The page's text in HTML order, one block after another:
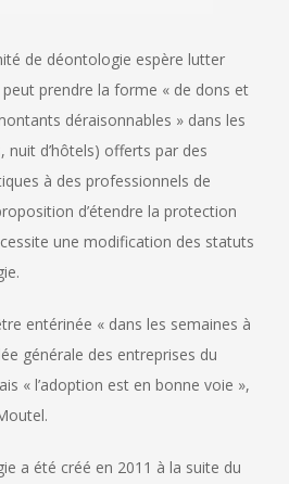
de déontologie espère lutter
prendre la forme « de dons et
déraisonnables » dans les
nuit d’hôtels) offerts par des
à des professionnels de
d’étendre la protection
une modification des statuts
entérinée « dans les semaines à
générale des entreprises du
« l’adoption est en bonne voie »,
a été créé en 2011 à la suite du